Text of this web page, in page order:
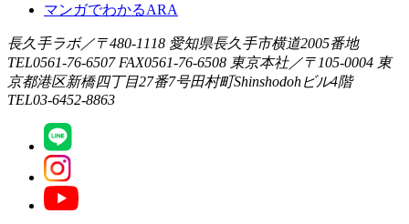
マンガでわかるARA
長久手ラボ／〒480-1118 愛知県長久手市横道2005番地
TEL0561-76-6507 FAX0561-76-6508 東京本社／〒105-0004 東
京都港区新橋四丁目27番7号田村町Shinshodohビル4階
TEL03-6452-8863